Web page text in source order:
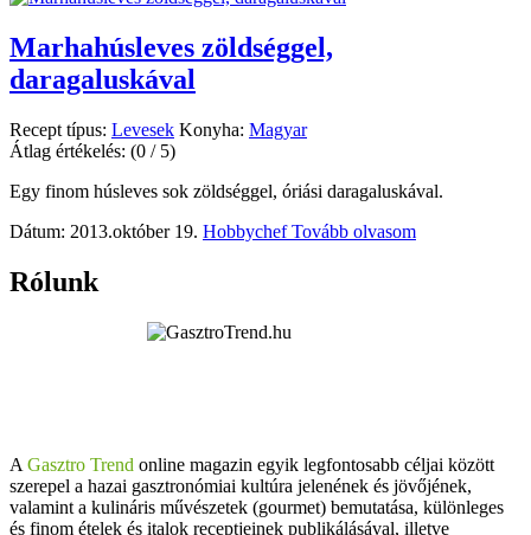
Marhahúsleves zöldséggel,
daragaluskával
Recept típus: Levesek Konyha: Magyar
Átlag értékelés: (0 / 5)
Egy finom húsleves sok zöldséggel, óriási daragaluskával.
Dátum: 2013.október 19. HobbychefTovább olvasom
Rólunk
A Gasztro Trend online magazin egyik legfontosabb céljai között
szerepel a hazai gasztronómiai kultúra jelenének és jövőjének,
valamint a kulináris művészetek (gourmet) bemutatása, különleges
és finom ételek és italok receptjeinek publikálásával, illetve